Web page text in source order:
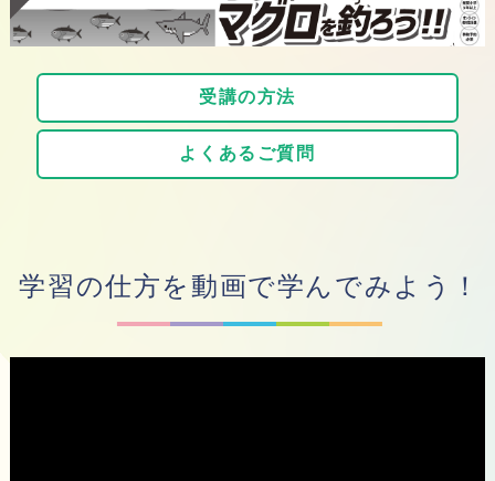
受講の方法
よくあるご質問
学習の仕方を動画で学んでみよう！